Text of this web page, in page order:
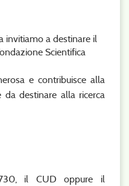
invitiamo a destinare il
Scientifica
e contribuisce alla
da destinare alla ricerca
il CUD oppure il